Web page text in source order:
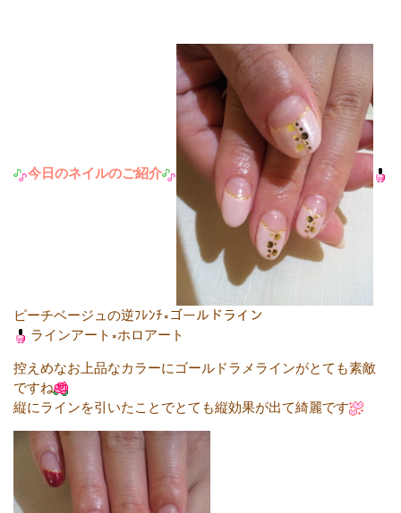
今日のネイルのご紹介
ピーチベージュの逆ﾌﾚﾝﾁ×ゴールドライン
ラインアート×ホロアート
控えめなお上品なカラーにゴールドラメラインがとても素敵
ですね
縦にラインを引いたことでとても縦効果が出て綺麗です